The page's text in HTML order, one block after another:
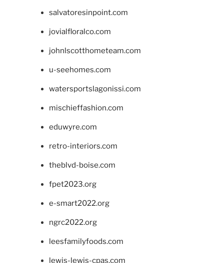
salvatoresinpoint.com
jovialfloralco.com
johnlscotthometeam.com
u-seehomes.com
watersportslagonissi.com
mischieffashion.com
eduwyre.com
retro-interiors.com
theblvd-boise.com
fpet2023.org
e-smart2022.org
ngrc2022.org
leesfamilyfoods.com
lewis-lewis-cpas.com